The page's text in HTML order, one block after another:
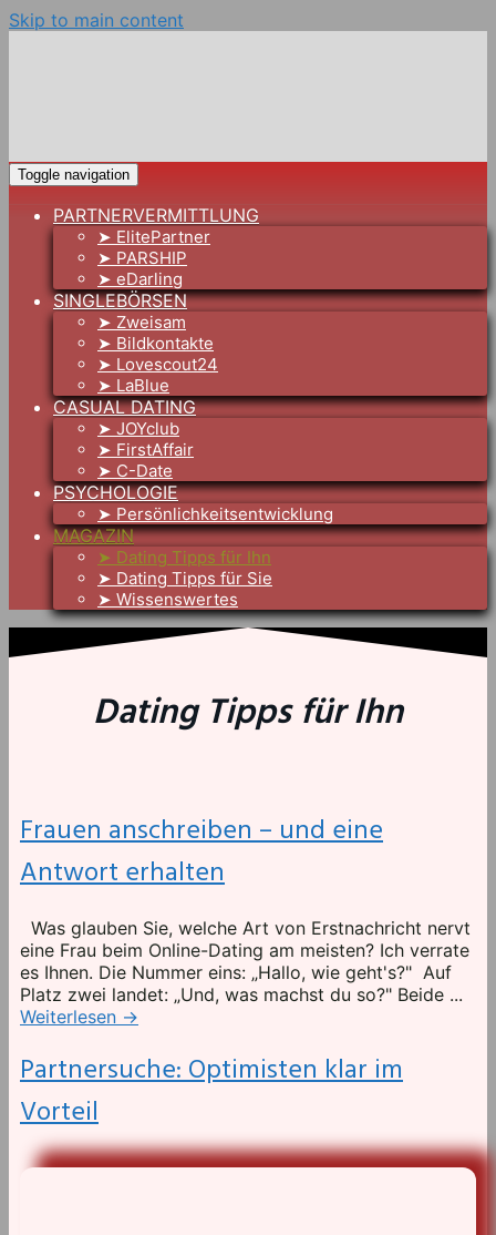
Skip to main content
Toggle navigation
PARTNERVERMITTLUNG
➤ ElitePartner
➤ PARSHIP
➤ eDarling
SINGLEBÖRSEN
➤ Zweisam
➤ Bildkontakte
➤ Lovescout24
➤ LaBlue
CASUAL DATING
➤ JOYclub
➤ FirstAffair
➤ C-Date
PSYCHOLOGIE
➤ Persönlichkeitsentwicklung
MAGAZIN
➤ Dating Tipps für Ihn
➤ Dating Tipps für Sie
➤ Wissenswertes
Dating Tipps für Ihn
Frauen anschreiben – und eine
Antwort erhalten
Was glauben Sie, welche Art von Erstnachricht nervt
eine Frau beim Online-Dating am meisten? Ich verrate
es Ihnen. Die Nummer eins: „Hallo, wie geht's?" Auf
Platz zwei landet: „Und, was machst du so?" Beide ...
Weiterlesen →
Partnersuche: Optimisten klar im
Vorteil